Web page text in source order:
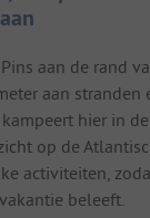
aan de rand
aan
kampeert hier in
op de
activiteiten,
beleeft.